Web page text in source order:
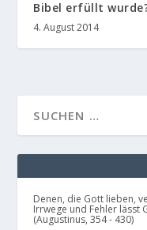
Bibel erfüllt
4. August 2014
Denen, die Gott lieben,
Irrwege und Fehler lässt
(Augustinus, 354 - 430)